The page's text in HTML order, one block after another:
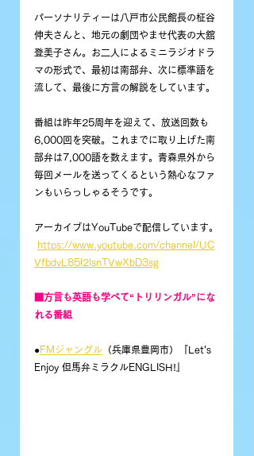
パーソナリティーは八戸市公民館長の柾谷
伸夫さんと、地元の劇団やませ代表の大舘
登美子さん。お二人によるミニラジオドラ
マの形式で、最初は南部弁、次に標準語を
流して、最後に方言の解説をしています。
番組は昨年25周年を迎えて、放送回数も
6,000回を突破。これまでに取り上げた南
部弁は7,000語を数えます。青森県外から
毎回メールを送ってくるという熱心なファ
ンもいらっしゃるそうです。
アーカイブはYouTubeで配信しています。
https://www.youtube.com/channel/UC
VfbdvL85l2lsnTVwXbD3sg
■方言も英語も学べて“トリリンガル”にな
れる番組
●FMジャングル （兵庫県豊岡市）『Let's
Enjoy 但馬弁ミラクルENGLISH!』